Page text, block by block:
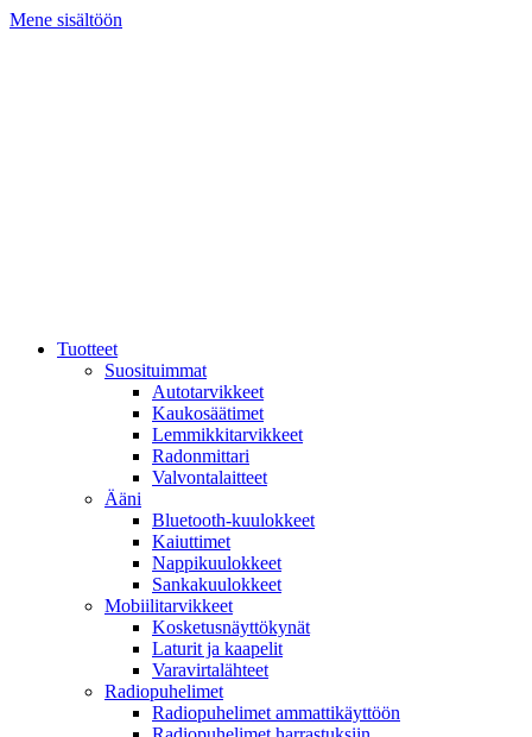
Mene sisältöön
Tuotteet
Suosituimmat
Autotarvikkeet
Kaukosäätimet
Lemmikkitarvikkeet
Radonmittari
Valvontalaitteet
Ääni
Bluetooth-kuulokkeet
Kaiuttimet
Nappikuulokkeet
Sankakuulokkeet
Mobiilitarvikkeet
Kosketusnäyttökynät
Laturit ja kaapelit
Varavirtalähteet
Radiopuhelimet
Radiopuhelimet ammattikäyttöön